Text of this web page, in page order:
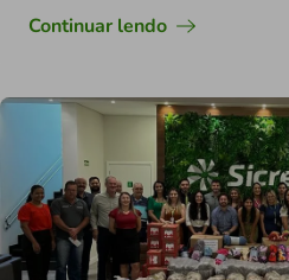
Continuar lendo